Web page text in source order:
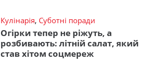
Кулінарія, Суботні поради
Огірки тепер не ріжуть, а
розбивають: літній салат, який
став хітом соцмереж